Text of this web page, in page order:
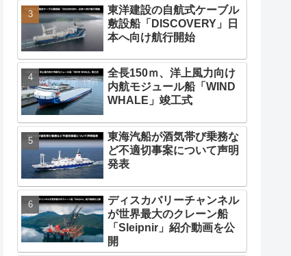
東洋建設の自航式ケーブル
敷設船「DISCOVERY」日
本へ向け航行開始
全長150ｍ、洋上風力向け
内航モジュール船「WIND
WHALE」竣工式
東海汽船が酒気帯び乗務な
ど不適切事案について声明
発表
ディスカバリーチャンネル
が世界最大のクレーン船
「Sleipnir」紹介動画を公
開